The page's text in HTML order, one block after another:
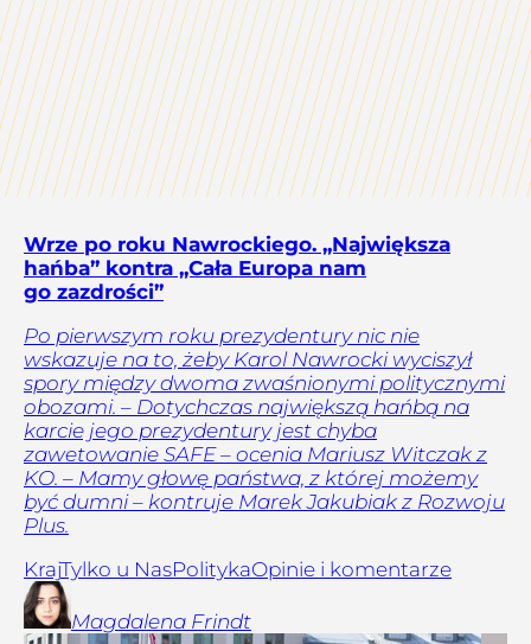
Wrze po roku Nawrockiego. „Największa
hańba” kontra „Cała Europa nam
go zazdrości”
Po pierwszym roku prezydentury nic nie
wskazuje na to, żeby Karol Nawrocki wyciszył
spory między dwoma zwaśnionymi politycznymi
obozami. – Dotychczas największą hańbą na
karcie jego prezydentury jest chyba
zawetowanie SAFE – ocenia Mariusz Witczak z
KO. – Mamy głowę państwa, z której możemy
być dumni – kontruje Marek Jakubiak z Rozwoju
Plus.
KrajTylko u NasPolitykaOpinie i komentarze
Magdalena Frindt